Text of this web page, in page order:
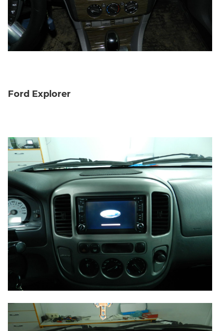
Ford Explorer